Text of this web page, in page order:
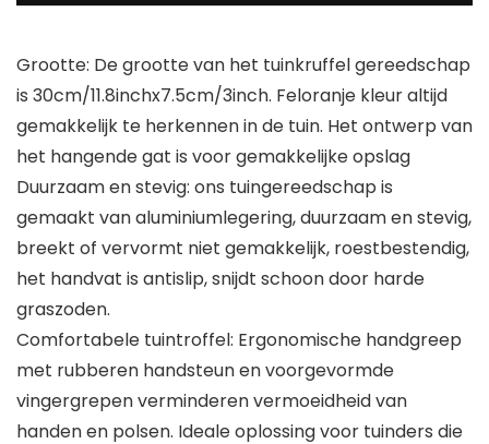
Grootte: De grootte van het tuinkruffel gereedschap
is 30cm/11.8inchx7.5cm/3inch. Feloranje kleur altijd
gemakkelijk te herkennen in de tuin. Het ontwerp van
het hangende gat is voor gemakkelijke opslag
Duurzaam en stevig: ons tuingereedschap is
gemaakt van aluminiumlegering, duurzaam en stevig,
breekt of vervormt niet gemakkelijk, roestbestendig,
het handvat is antislip, snijdt schoon door harde
graszoden.
Comfortabele tuintroffel: Ergonomische handgreep
met rubberen handsteun en voorgevormde
vingergrepen verminderen vermoeidheid van
handen en polsen. Ideale oplossing voor tuinders die